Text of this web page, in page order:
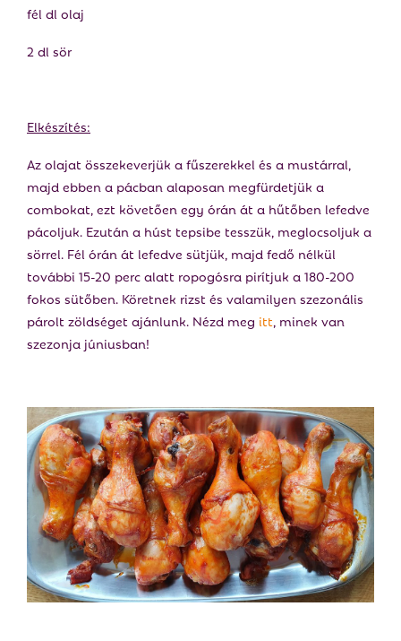
fél dl olaj
2 dl sör
Elkészítés:
Az olajat összekeverjük a fűszerekkel és a mustárral,
majd ebben a pácban alaposan megfürdetjük a
combokat, ezt követően egy órán át a hűtőben lefedve
pácoljuk. Ezután a húst tepsibe tesszük, meglocsoljuk a
sörrel. Fél órán át lefedve sütjük, majd fedő nélkül
további 15-20 perc alatt ropogósra pirítjuk a 180-200
fokos sütőben. Köretnek rizst és valamilyen szezonális
párolt zöldséget ajánlunk. Nézd meg itt, minek van
szezonja júniusban!